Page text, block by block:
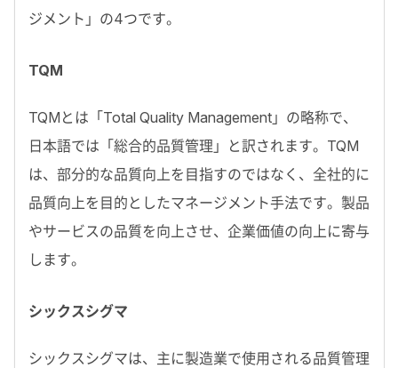
ジメント」の4つです。
TQM
TQMとは「Total Quality Management」の略称で、
日本語では「総合的品質管理」と訳されます。TQM
は、部分的な品質向上を目指すのではなく、全社的に
品質向上を目的としたマネージメント手法です。製品
やサービスの品質を向上させ、企業価値の向上に寄与
します。
シックスシグマ
シックスシグマは、主に製造業で使用される品質管理